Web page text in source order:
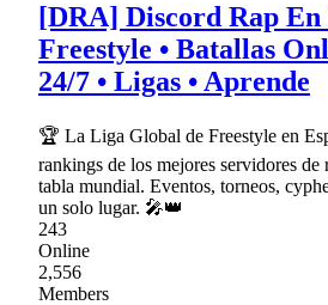
[DRA] Discord Rap En
Freestyle • Batallas
24/7 • Ligas • Aprende
🏆 La Liga Global de Freestyle en
rankings de los mejores servidores de
tabla mundial. Eventos, torneos,
un solo lugar. 🎤👑
243
Online
2,556
Members